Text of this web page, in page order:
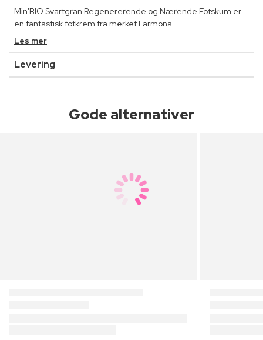
Min'BIO Svartgran Regenererende og Nærende Fotskum er
en fantastisk fotkrem fra merket Farmona.
Les mer
Levering
Gode alternativer